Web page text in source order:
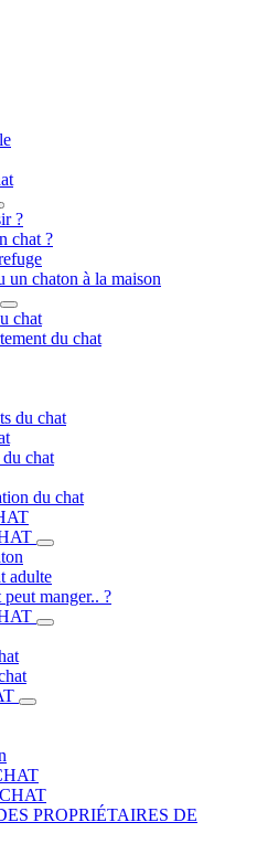
?
chat ?
chaton à la maison
chat
du chat
du chat
chat
du chat
adulte
manger.. ?
PROPRIÉTAIRES DE